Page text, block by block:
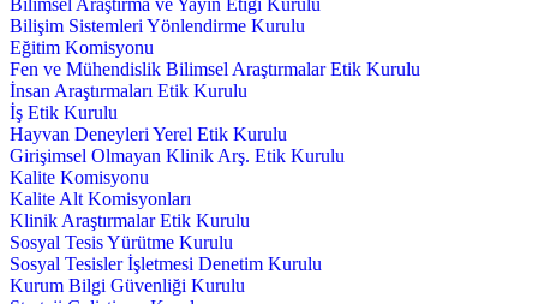
Bilimsel Araştırma ve Yayın Etiği Kurulu
Bilişim Sistemleri Yönlendirme Kurulu
Eğitim Komisyonu
Fen ve Mühendislik Bilimsel Araştırmalar Etik Kurulu
İnsan Araştırmaları Etik Kurulu
İş Etik Kurulu
Hayvan Deneyleri Yerel Etik Kurulu
Girişimsel Olmayan Klinik Arş. Etik Kurulu
Kalite Komisyonu
Kalite Alt Komisyonları
Klinik Araştırmalar Etik Kurulu
Sosyal Tesis Yürütme Kurulu
Sosyal Tesisler İşletmesi Denetim Kurulu
Kurum Bilgi Güvenliği Kurulu